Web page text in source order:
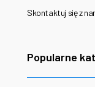
Skontaktuj się z
Popularne